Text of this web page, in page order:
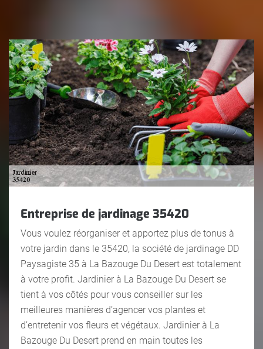
Entreprise de jardinage 35420
Vous voulez réorganiser et apportez plus de tonus à
votre jardin dans le 35420, la société de jardinage DD
Paysagiste 35 à La Bazouge Du Desert est totalement
à votre profit. Jardinier à La Bazouge Du Desert se
tient à vos côtés pour vous conseiller sur les
meilleures manières d’agencer vos plantes et
d’entretenir vos fleurs et végétaux. Jardinier à La
Bazouge Du Desert prend en main toutes les